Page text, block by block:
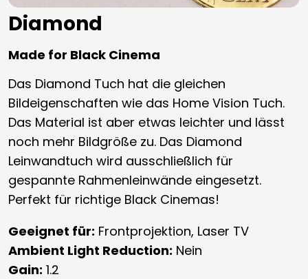
Diamond
Made for Black Cinema
Das Diamond Tuch hat die gleichen
Bildeigenschaften wie das Home Vision Tuch.
Das Material ist aber etwas leichter und lässt
noch mehr Bildgröße zu. Das Diamond
Leinwandtuch wird ausschließlich für
gespannte Rahmenleinwände eingesetzt.
Perfekt für richtige Black Cinemas!
Geeignet für: Frontprojektion, Laser TV
Ambient Light Reduction: Nein
Gain: 1.2